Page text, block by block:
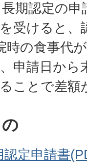
期認定の
受けると、
時の食事代
申請日から
ことで差額
認定申請書